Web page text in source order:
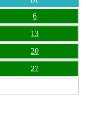
6
13
20
27